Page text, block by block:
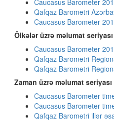
Caucasus Barometer
Qafqaz Barometri
Caucasus Barometer
Ölkələr üzrə məlumat seriyası
Caucasus Barometer
Qafqaz Barometri
Qafqaz Barometri
Zaman üzrə məlumat seriyası
Caucasus Barometer
Caucasus Barometer
Qafqaz Barometri illər